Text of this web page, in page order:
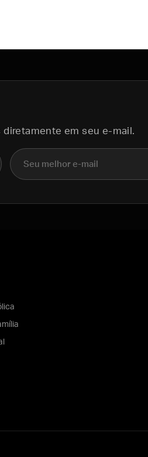
em seu e-mail.
E-mail